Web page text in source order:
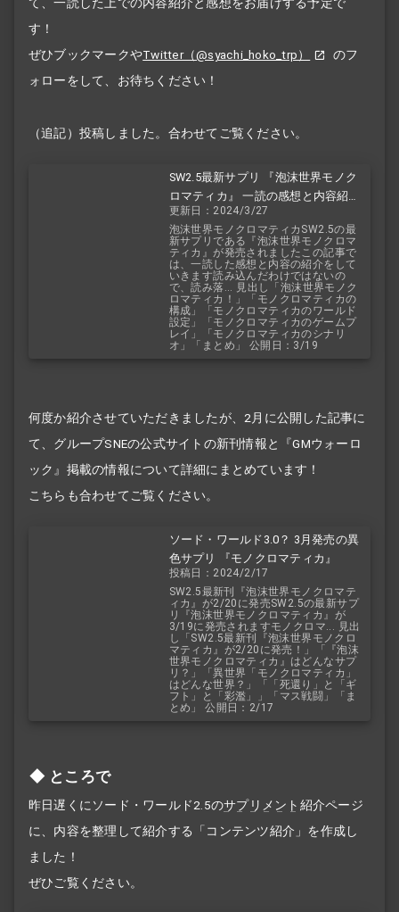
す！
ぜひブックマークやTwitter（@syachi_hoko_trp）
のフ
ォローをして、お待ちください！
（追記）投稿しました。合わせてご覧ください。
SW2.5最新サプリ 『泡沫世界モノク
ロマティカ』 一読の感想と内容紹
介！
更新日：2024/3/27
泡沫世界モノクロマティカSW2.5の最
新サプリである『泡沫世界モノクロマ
ティカ』が発売されましたこの記事で
は、一読した感想と内容の紹介をして
いきます読み込んだわけではないの
で、読み落... 見出し「泡沫世界モノク
ロマティカ！」「モノクロマティカの
構成」「モノクロマティカのワールド
設定」「モノクロマティカのゲームプ
レイ」「モノクロマティカのシナリ
オ」「まとめ」 公開日：3/19
何度か紹介させていただきましたが、2月に公開した記事に
て、グループSNEの公式サイトの新刊情報と『GMウォーロ
ック』掲載の情報について詳細にまとめています！
こちらも合わせてご覧ください。
ソード・ワールド3.0？ 3月発売の異
色サプリ 『モノクロマティカ』
投稿日：2024/2/17
SW2.5最新刊『泡沫世界モノクロマテ
ィカ』が2/20に発売SW2.5の最新サプ
リ『泡沫世界モノクロマティカ』が
3/19に発売されますモノクロマ... 見出
し「SW2.5最新刊『泡沫世界モノクロ
マティカ』が2/20に発売！」「『泡沫
世界モノクロマティカ』はどんなサプ
リ？」「異世界「モノクロマティカ」
はどんな世界？」「「死還り」と「ギ
フト」と「彩濫」」「マス戦闘」「ま
とめ」 公開日：2/17
ところで
昨日遅くにソード・ワールド2.5のサプリメント 紹介ページ
に、内容を整理して紹介する「コンテンツ紹介」を作成し
ました！
ぜひご覧ください。